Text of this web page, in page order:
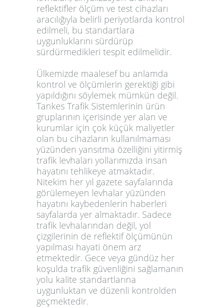
reflektifler ölçüm ve test cihazları
aracılığıyla belirli periyotlarda kontrol
edilmeli, bu standartlara
uygunluklarını sürdürüp
sürdürmedikleri tespit edilmelidir.
Ülkemizde maalesef bu anlamda
kontrol ve ölçümlerin gerektiği gibi
yapıldığını söylemek mümkün değil.
Tankes Trafik Sistemlerinin ürün
gruplarının içerisinde yer alan ve
kurumlar için çok küçük maliyetler
olan bu cihazların kullanılmaması
yüzünden yansıtma özelliğini yitirmiş
trafik levhaları yollarımızda insan
hayatını tehlikeye atmaktadır.
Nitekim her yıl gazete sayfalarında
görülemeyen levhalar yüzünden
hayatını kaybedenlerin haberleri
sayfalarda yer almaktadır. Sadece
trafik levhalarından değil, yol
çizgilerinin de reflektif ölçümünün
yapılması hayati önem arz
etmektedir. Gece veya gündüz her
koşulda trafik güvenliğini sağlamanın
yolu kalite standartlarına
uygunluktan ve düzenli kontrolden
geçmektedir.